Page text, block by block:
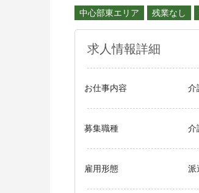
中心部東エリア 残業なし
求人情報詳細
お仕事内容 介
募集職種 介
雇用形態 派